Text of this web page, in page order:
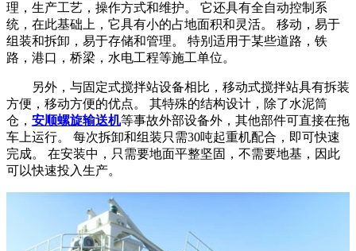
理，生产工艺，操作方式和维护。 它还具有全自动控制系
统，在此基础上，它具有小的占地面积和灵活。 移动，易于
组装和拆卸，易于存储和管理。 特别适用于某些道路，铁
路，港口，桥梁，水电工程等施工单位。
另外，与固定式搅拌站设备相比，移动式搅拌站具有拆装
方便，移动方便的优点。 其特殊的结构设计，除了水泥筒
仓， 安顺螺旋输送机等事故外部设备外，其他部件可直接在拖
车上运行。 每次拆卸和组装只需30吨起重机配合，即可快速
完成。 在安装中，只需要地面平整坚固，不需要地基，因此
可以快速投入生产。